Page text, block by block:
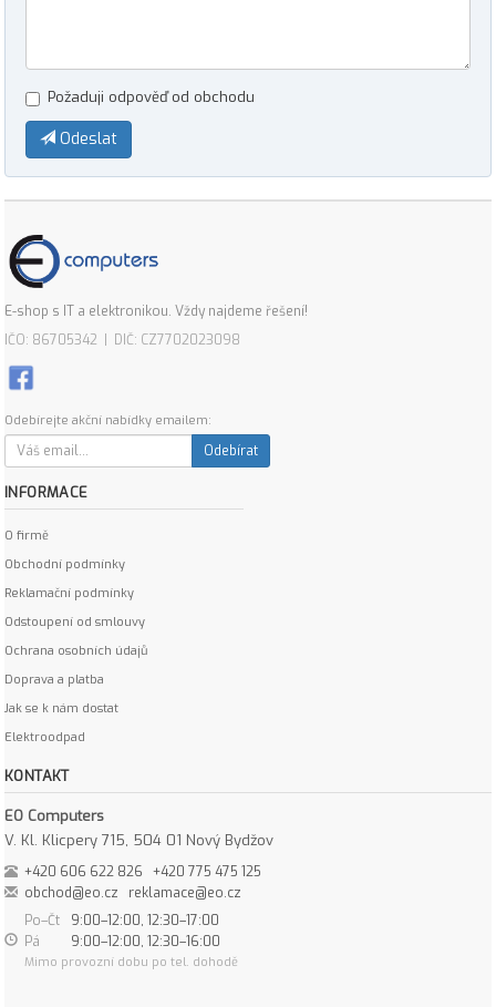
Požaduji odpověď od obchodu
Odeslat
E-shop s IT a elektronikou. Vždy najdeme řešení!
IČO: 86705342 | DIČ: CZ7702023098
Odebírejte akční nabídky emailem:
Odebírat
INFORMACE
O firmě
Obchodní podmínky
Reklamační podmínky
Odstoupení od smlouvy
Ochrana osobních údajů
Doprava a platba
Jak se k nám dostat
Elektroodpad
KONTAKT
EO Computers
V. Kl. Klicpery 715, 504 01 Nový Bydžov
+420 606 622 826
+420 775 475 125
obchod@eo.cz
reklamace@eo.cz
Po–Čt
9:00–12:00, 12:30–17:00
Pá
9:00–12:00, 12:30–16:00
Mimo provozní dobu po tel. dohodě